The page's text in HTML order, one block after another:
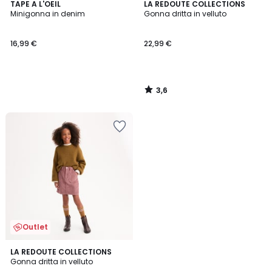
TAPE A L'OEIL
Minigonna in denim
16,99 €
LA REDOUTE COLLECTIONS
Gonna dritta in velluto
22,99 €
3,6
/ 5
3,6
/
Outlet
LA REDOUTE COLLECTIONS
Gonna dritta in velluto
3,6
/ 5